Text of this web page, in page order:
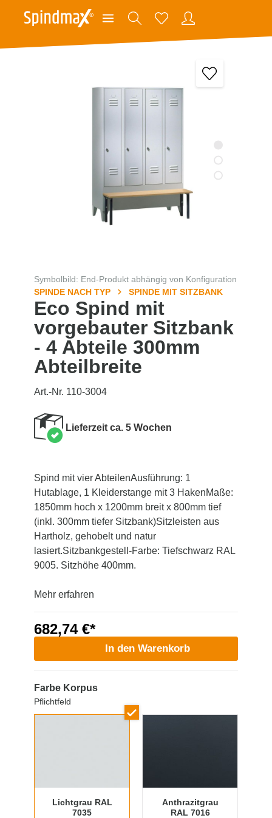
Symbolbild: End-Produkt abhängig von Konfiguration
SPINDE NACH TYP
SPINDE MIT SITZBANK
Eco Spind mit
vorgebauter Sitzbank
- 4 Abteile 300mm
Abteilbreite
Art.-Nr. 110-3004
Lieferzeit ca. 5 Wochen
Spind mit vier AbteilenAusführung: 1
Hutablage, 1 Kleiderstange mit 3 HakenMaße:
1850mm hoch x 1200mm breit x 800mm tief
(inkl. 300mm tiefer Sitzbank)Sitzleisten aus
Hartholz, gehobelt und natur
lasiert.Sitzbankgestell-Farbe: Tiefschwarz RAL
9005. Sitzhöhe 400mm.
Mehr erfahren
682,74 €*
In den Warenkorb
Farbe Korpus
Pflichtfeld
Lichtgrau RAL
7035
Anthrazitgrau
RAL 7016